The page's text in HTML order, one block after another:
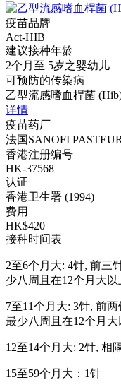
疫苗品牌
Act-HIB
建议接种年龄
2个月至 5岁之婴幼儿
可预防的传染病
乙型流感嗜血桿菌
详情
疫苗药厂
法国SANOFI
香港注册编号
HK-37568
认证
香港卫生署 (1994)
费用
HK$420
接种时间表
2至6个月大: 4针, 前三
少八周且在12个月大以
7至11个月大: 3针, 前
最少八周且在12个月大
12至14个月大: 2针, 相
15至59个月大：1针